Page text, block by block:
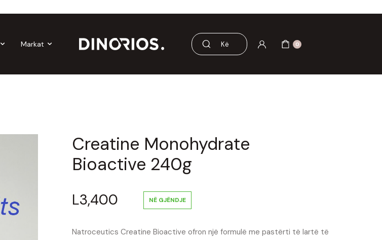
Markat 0
Creatine Monohydrate
Bioactive 240g
L3,400 NË GJËNDJE
Natroceutics Creatine Bioactive ofron një formulë me pastërti të lartë të